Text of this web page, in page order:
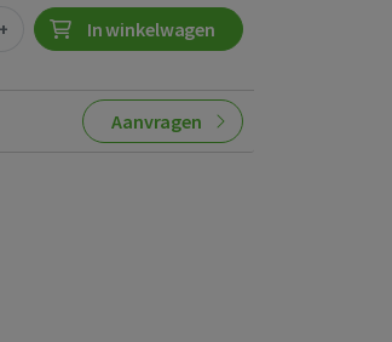
+ In winkelwagen
Aanvragen